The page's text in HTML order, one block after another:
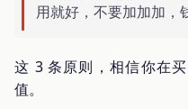
用就好，不要加加加，
这 3 条原则，相信你在
值。